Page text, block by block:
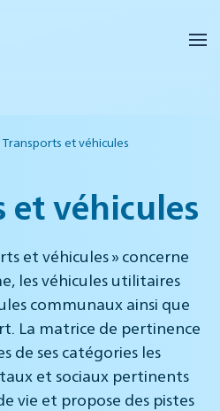
Transports et véhicules
et véhicules
et véhicules » concerne
les véhicules utilitaires
communaux ainsi que
La matrice de pertinence
de ses catégories les
et sociaux pertinents
vie et propose des pistes